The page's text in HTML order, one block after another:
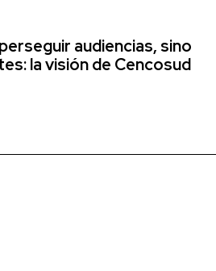
audiencias, sino
la visión de Cencosud